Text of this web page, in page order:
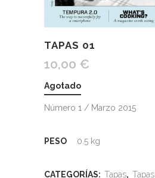
TAPAS 01
10,00 €
Agotado
Número 1 / Marzo 2015
PESO 0.5 kg
CATEGORÍAS: Tapas, Tapas